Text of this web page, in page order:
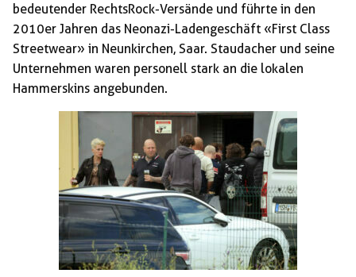
bedeutender RechtsRock-Versände und führte in den
2010er Jahren das Neonazi-Ladengeschäft «First Class
Streetwear» in Neunkirchen, Saar. Staudacher und seine
Unternehmen waren personell stark an die lokalen
Hammerskins angebunden.